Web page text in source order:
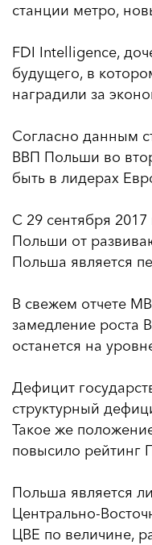
станции метро,
FDI Intelligence,
будущего, в
наградили за
Согласно данным
ВВП Польши во
быть в лидерах
С 29 сентября
Польши от
Польша является
В свежем отчете
замедление роста
останется на
Дефицит
структурный
Такое же
повысило рейтинг
Польша является
Центрально-
ЦВЕ по величине,